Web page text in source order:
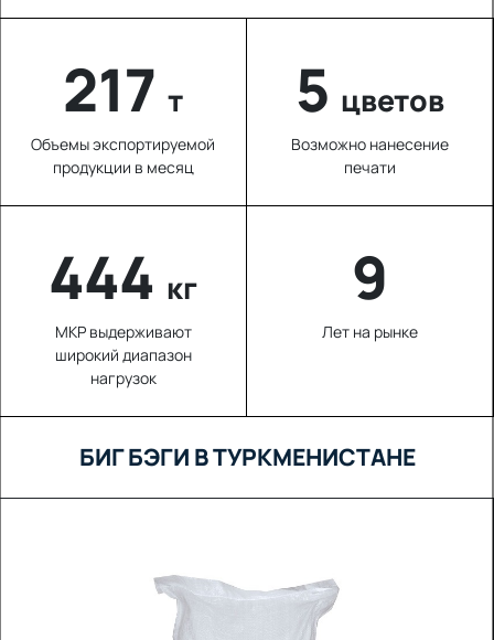
220 т
Объемы экспортируемой
продукции в месяц
5 цветов
Возможно нанесение
печати
625 кг
МКР выдерживают
широкий диапазон
нагрузок
9
Лет на рынке
БИГ БЭГИ В ТУРКМЕНИСТАНЕ